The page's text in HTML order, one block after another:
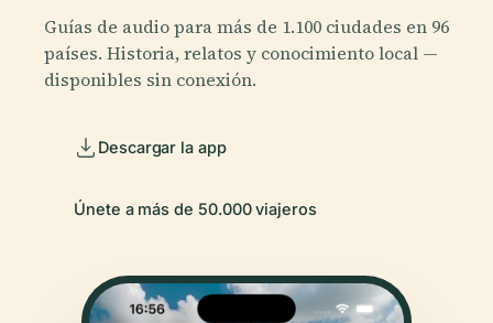
Guías de audio para más de 1.100 ciudades en 96
países. Historia, relatos y conocimiento local —
disponibles sin conexión.
Descargar la app
Únete a más de 50.000 viajeros